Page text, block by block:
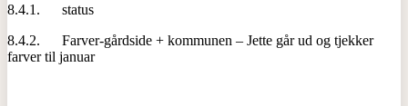
8.4.1. status
8.4.2. Farver-gårdside + kommunen – Jette går ud og tjekker
farver til januar